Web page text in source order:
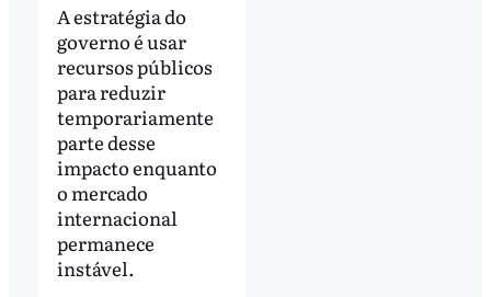
A estratégia do
governo é usar
recursos públicos
para reduzir
temporariamente
parte desse
impacto enquanto
o mercado
internacional
permanece
instável.